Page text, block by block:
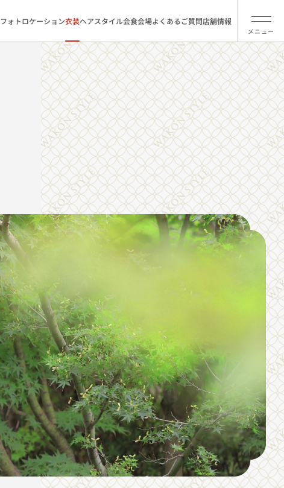
フォトロケーション衣装ヘアスタイル会食会場よくあるご質問店舗情報